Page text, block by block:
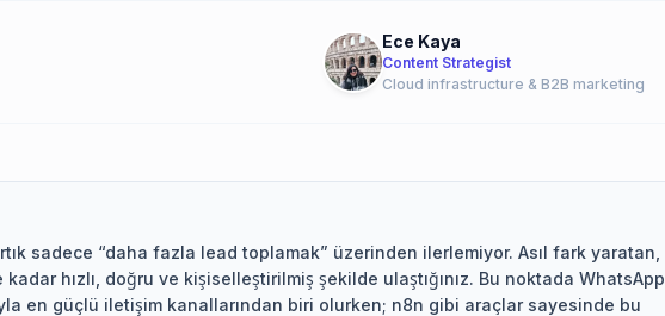
Ece Kaya
Content Strategist
Cloud infrastructure & B2B marketing
sadece “daha fazla lead toplamak” üzerinden ilerlemiyor. Asıl fark yaratan,
hızlı, doğru ve kişiselleştirilmiş şekilde ulaştığınız. Bu noktada WhatsApp,
en güçlü iletişim kanallarından biri olurken; n8n gibi araçlar sayesinde bu